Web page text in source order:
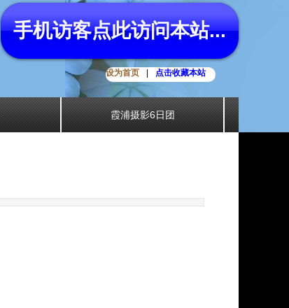
设为首页 点击收藏本站
霞浦摄影6日团
手机访客点此访问本站...